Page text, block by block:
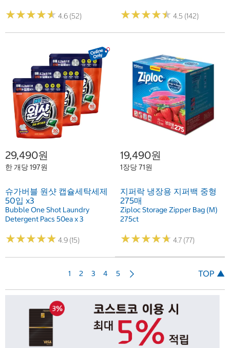
★★★★★
★★★★★ 4.6 (52) ★★★★★
★★★★★ 4.5 (142)
29,490원
한 개당 197원
슈가버블 원샷 캡슐세탁세제
50입 x3
Bubble One Shot Laundry
Detergent Pacs 50ea x 3
★★★★★
★★★★★ 4.9 (15)
19,490원
1장당 71원
지퍼락 냉장용 지퍼백 중형
275매
Ziploc Storage Zipper Bag (M)
275ct
★★★★★
★★★★★ 4.7 (77)
1 2 3 4 5 TOP ▲